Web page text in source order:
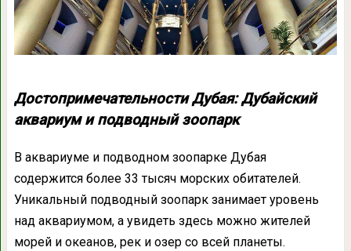
Достопримечательности Дубая: Дубайский
аквариум и подводный зоопарк
В аквариуме и подводном зоопарке Дубая
содержится более 33 тысяч морских обитателей.
Уникальный подводный зоопарк занимает уровень
над аквариумом, а увидеть здесь можно жителей
морей и океанов, рек и озер со всей планеты.